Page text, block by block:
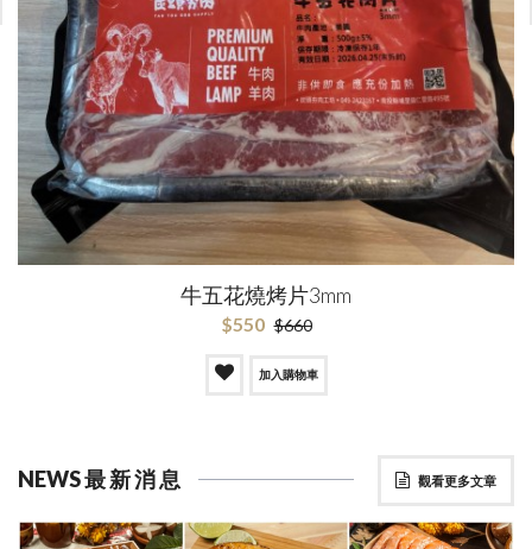
牛五花燒烤片3mm
$550 $660
加入購物車
觀看更多文章
NEWS 最 新 消 息